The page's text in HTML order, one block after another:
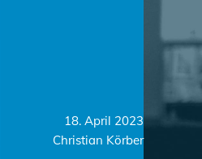
18. April 2023
Christian Körber